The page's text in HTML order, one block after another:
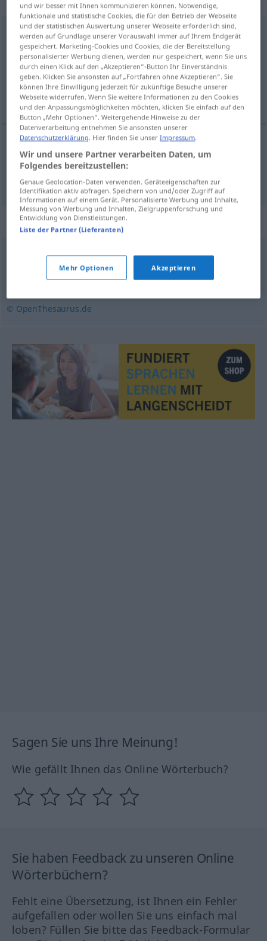
vorausberechnen <ohnege;haben>
Übersicht aller Übersetzungen
(Für mehr Details die Übersetzung anklicken/antippen)
vypočítavat předem
vypočítavat<-čítatod-číst>předem
vorausberechnen
Synonyme für "vorausberechnen"
,schätzen vorhersehen vorhersagen
vermuten
© OpenThesaurus.de
Sagen Sie uns Ihre Meinung!
Wie gefällt Ihnen das Online Wörterbuch?
Sie haben Feedback zu unseren Online
Wörterbüchern?
Fehlt eine Übersetzung, ist Ihnen ein Fehler
aufgefallen oder wollen Sie uns einfach mal
loben? Füllen Sie bitte das Feedback-Formular
und wir besser mit Ihnen kommunizieren können. Notwendige,
funktionale und statistische Cookies, die für den Betrieb der Webseite
und der statistischen Auswertung unserer Webseite erforderlich sind,
werden auf Grundlage unserer Vorauswahl immer auf Ihrem Endgerät
gespeichert. Marketing-Cookies und Cookies, die der Bereitstellung
personalisierter Werbung dienen, werden nur gespeichert, wenn Sie uns
durch einen Klick auf den „Akzeptieren“-Button Ihr Einverständnis
geben. Klicken Sie ansonsten auf „Fortfahren ohne Akzeptieren“. Sie
können Ihre Einwilligung jederzeit für zukünftige Besuche unserer
Webseite widerrufen. Wenn Sie weitere Informationen zu den Cookies
und den Anpassungsmöglichkeiten möchten, klicken Sie einfach auf den
Button „Mehr Optionen“. Weitergehende Hinweise zu der
Datenverarbeitung entnehmen Sie ansonsten unserer
Datenschutzerklärung . Hier finden Sie unserImpressum
Wir und unsere Partner verarbeiten Daten, um
Folgendes bereitzustellen:
Genaue Geolocation-Daten verwenden. Geräteeigenschaften zur
Identifikation aktiv abfragen. Speichern von und/oder Zugriff auf
Informationen auf einem Gerät. Personalisierte Werbung und Inhalte,
Messung von Werbung und Inhalten, Zielgruppenforschung und
Entwicklung von Dienstleistungen.
Liste der Partner (Lieferanten)
Mehr Optionen Akzeptieren